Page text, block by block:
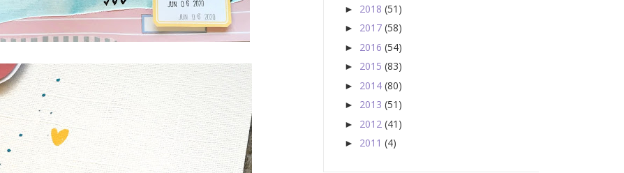
► 2018 (51)
► 2017 (58)
► 2016 (54)
► 2015 (83)
► 2014 (80)
► 2013 (51)
► 2012 (41)
► 2011 (4)